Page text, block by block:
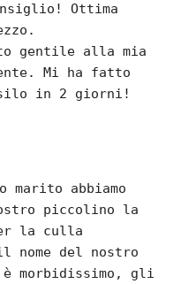
Ottima
gentile alla mia
Mi ha fatto
in 2 giorni!
marito abbiamo
piccolino la
la culla
nome del nostro
morbidissimo, gli